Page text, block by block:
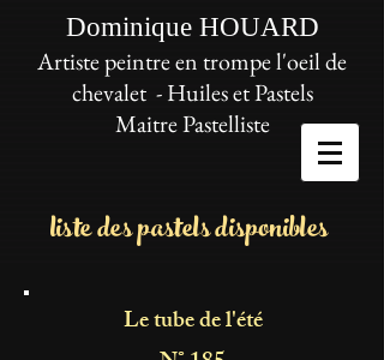
Dominique HOUARD
Artiste peintre en trompe l'oeil de
chevalet - Huiles et Pastels
Maitre Pastelliste
liste des pastels disponibles
Le tube de l'été